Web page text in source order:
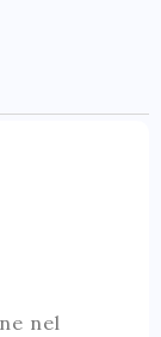
nel